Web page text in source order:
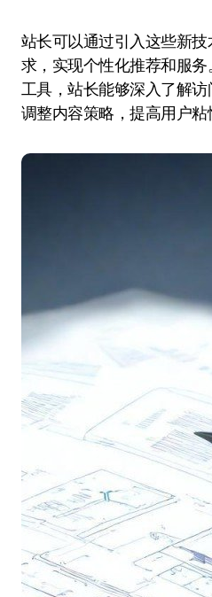
站长可以通过引入这些新
求，实现个性化推荐和服
工具，站长能够深入了解
调整内容策略，提高用户粘